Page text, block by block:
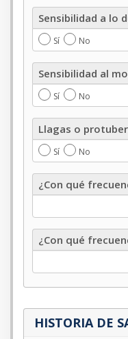
Sensibilidad
lo
dulce
Sensibilidad a lo
Sí No
Sensibilidad
al
morder
Sensibilidad al
Sí No
Llagas
protuberancias
en
la
boca
Llagas o
Sí No
¿Con
qué
utiliza
hilo
dental?
¿Con qué
¿Con
qué
se
cepillas
dientes?
¿Con qué
HISTORIA DE